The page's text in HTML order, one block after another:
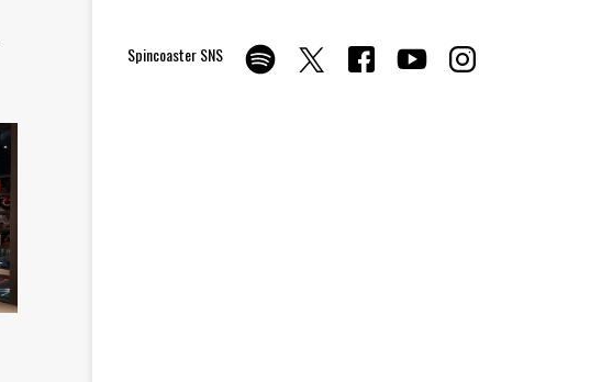
Spincoaster SNS